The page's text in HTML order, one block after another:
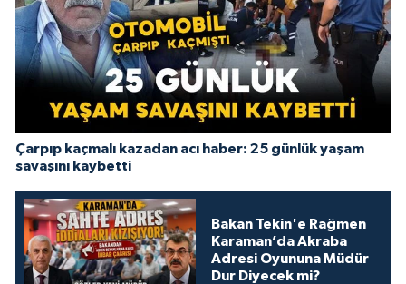
Çarpıp kaçmalı kazadan acı haber: 25 günlük yaşam
savaşını kaybetti
Bakan Tekin'e Rağmen
Karaman’da Akraba
Adresi Oyununa Müdür
Dur Diyecek mi?